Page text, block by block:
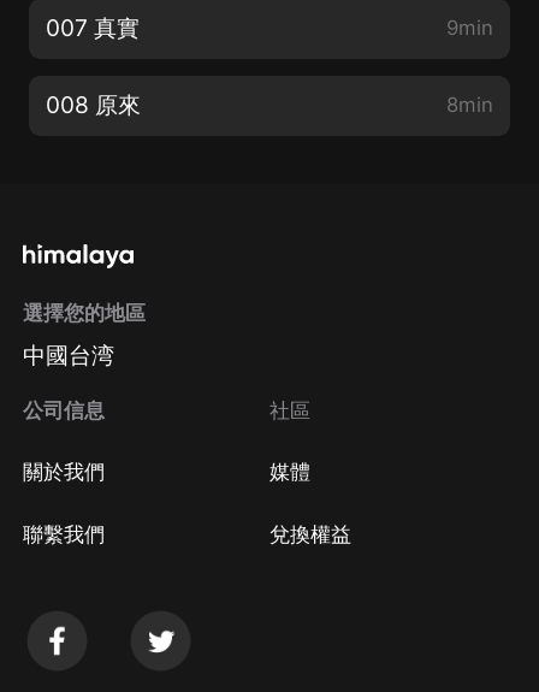
007 真實 9min
008 原來 8min
選擇您的地區
中國台湾
公司信息
關於我們
聯繫我們
社區
媒體
兌換權益